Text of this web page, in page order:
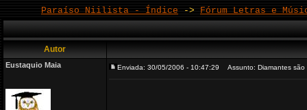
Paraíso Niilista - Índice -> Fórum Letras e
Autor
Eustaquio Maia Enviada: 30/05/2006 - 10:47:29 Assunto: Diamantes são